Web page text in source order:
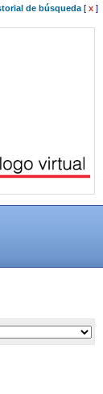
de búsqueda[ x ]